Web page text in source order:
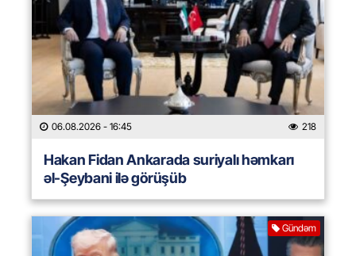
06.08.2026 - 16:45 218
Hakan Fidan Ankarada suriyalı həmkarı
əl-Şeybani ilə görüşüb
Gündəm